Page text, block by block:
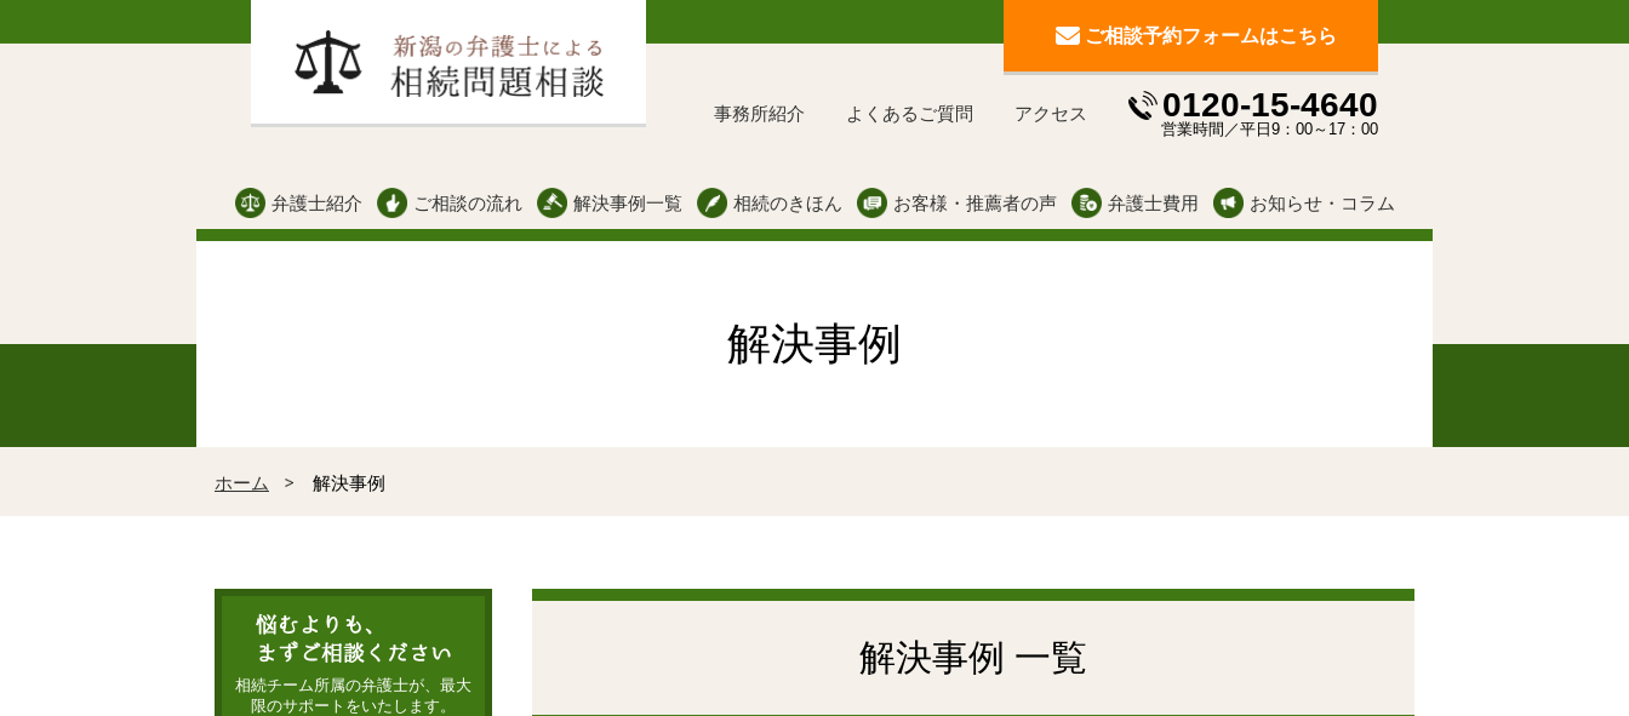
ご相談予約フォームはこちら
事務所紹介 よくあるご質問 アクセス 0120-15-4640
営業時間／平日9：00～17：00
弁護士紹介 ご相談の流れ 解決事例一覧 相続のきほん お客様・推薦者の声 弁護士費用 お知らせ・コラム
解決事例
ホーム 解決事例
解決事例 一覧
相続チーム所属の弁護士が、最大
限のサポートをいたします。